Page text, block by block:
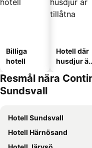
Billiga
hotell
Hotell där
husdjur är
Resmål nära
Sundsvall
Hotell Sundsvall
Hotell Härnösand